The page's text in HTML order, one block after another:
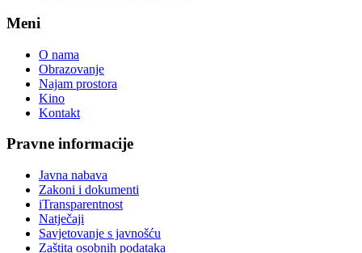
Meni
O nama
Obrazovanje
Najam prostora
Kino
Kontakt
Pravne informacije
Javna nabava
Zakoni i dokumenti
iTransparentnost
Natječaji
Savjetovanje s javnošću
Zaštita osobnih podataka